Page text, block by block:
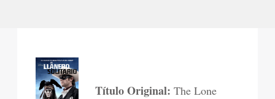
Título Original:The Lone